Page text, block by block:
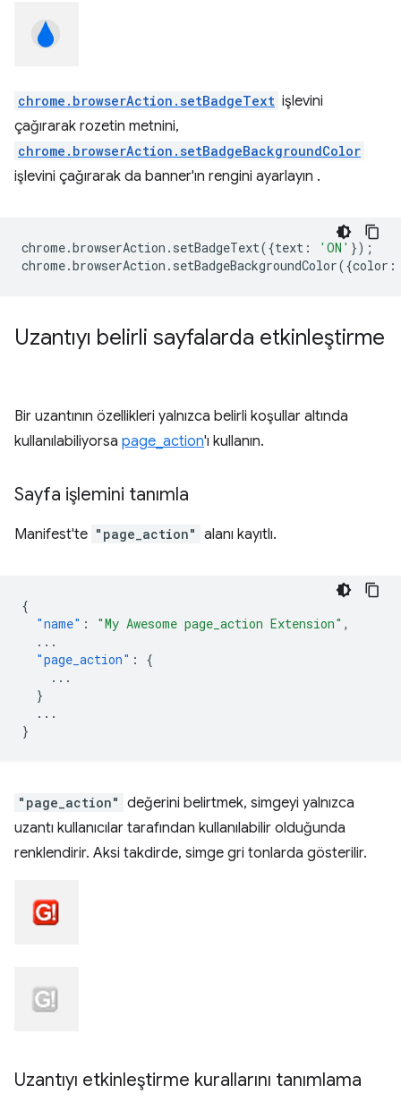
chrome.browserAction.setBadgeText işlevini
çağırarak rozetin metnini,
chrome.browserAction.setBadgeBackgroundColor
işlevini çağırarak da banner'ın rengini ayarlayın .
chrome.browserAction . setBadgeText({text : 'ON' });
chrome.browserAction . setBadgeBackgroundColor({color :
Uzantıyı belirli sayfalarda etkinleştirme
Bir uzantının özellikleri yalnızca belirli koşullar altında
kullanılabiliyorsa page_action'ı kullanın.
Sayfa işlemini tanımla
Manifest'te "page_action" alanı kayıtlı.
{
"name" : "My Awesome page_action Extension" ,
...
"page_action" :
{
...
}
...
}
"page_action" değerini belirtmek, simgeyi yalnızca
uzantı kullanıcılar tarafından kullanılabilir olduğunda
renklendirir. Aksi takdirde, simge gri tonlarda gösterilir.
Uzantıyı etkinleştirme kurallarını tanımlama